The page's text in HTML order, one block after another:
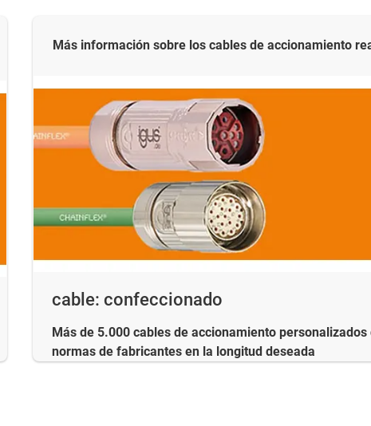
cable: confeccionado
Más de 5.000 cables de accionamiento
normas de fabricantes en la longitud deseada
Más información sobre los cables de accionamiento